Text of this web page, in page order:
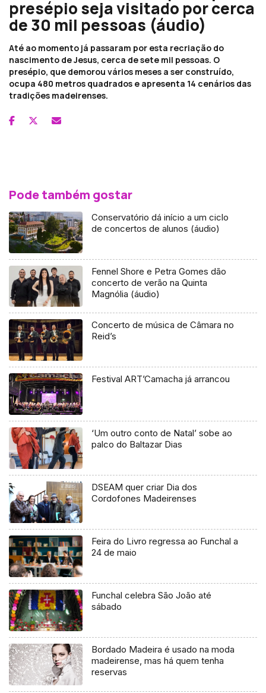
presépio seja visitado por cerca
de 30 mil pessoas (áudio)
Até ao momento já passaram por esta recriação do
nascimento de Jesus, cerca de sete mil pessoas. O
presépio, que demorou vários meses a ser construído,
ocupa 480 metros quadrados e apresenta 14 cenários das
tradições madeirenses.
Pode também gostar
Conservatório dá início a um ciclo
de concertos de alunos (áudio)
Fennel Shore e Petra Gomes dão
concerto de verão na Quinta
Magnólia (áudio)
Concerto de música de Câmara no
Reid’s
Festival ART’Camacha já arrancou
‘Um outro conto de Natal’ sobe ao
palco do Baltazar Dias
DSEAM quer criar Dia dos
Cordofones Madeirenses
Feira do Livro regressa ao Funchal a
24 de maio
Funchal celebra São João até
sábado
Bordado Madeira é usado na moda
madeirense, mas há quem tenha
reservas